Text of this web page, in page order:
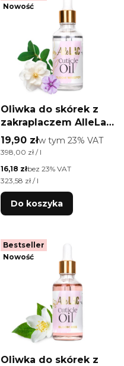
Nowość
Oliwka do skórek z
zakraplaczem AlleLac
o zapachu Bloom
Whisper 50 ml
Cena brutto
19,90 złw tym %s VAT
w tym 23% VAT
Cena jednostkowa brutto
398,00 zł / l
Cena netto
16,18 złbez 23% VAT
Cena jednostkowa netto
323,58 zł / l
Do koszyka
Bestseller
Nowość
Oliwka do skórek z